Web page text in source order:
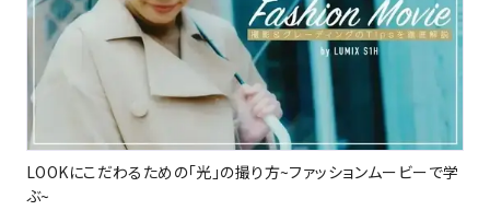
LOOKにこだわるための「光」の撮り方~ファッションムービーで学
ぶ~